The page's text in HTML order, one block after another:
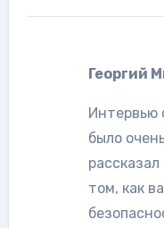
Георгий
Интервью
было
том, как